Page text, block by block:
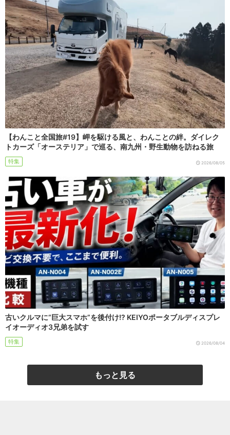
【わんこと全国旅#19】岬を駆ける風と、わんことの絆。ダイレク
トカーズ「オーステリア」で巡る、南九州・野生動物を訪ねる旅
特集 2026/08/05
古いクルマに“巨大スマホ”を後付け!? KEIYOポータブルディスプレ
イオーディオ3兄弟を試す
特集 2026/08/04
もっと見る